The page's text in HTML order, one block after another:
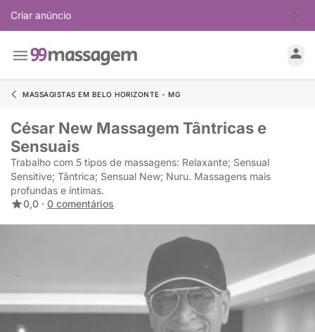
Criar anúncio
MASSAGISTAS EM BELO HORIZONTE - MG
César New Massagem Tântricas e
Sensuais
Trabalho com 5 tipos de massagens: Relaxante; Sensual
Sensitive; Tântrica; Sensual New; Nuru. Massagens mais
profundas e íntimas.
0,0 · 0 comentários